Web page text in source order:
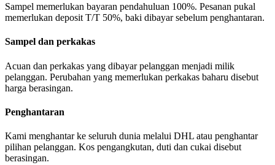
Sampel memerlukan bayaran pendahuluan 100%. Pesanan pukal
memerlukan deposit T/T 50%, baki dibayar sebelum penghantaran.
Sampel dan perkakas
Acuan dan perkakas yang dibayar pelanggan menjadi milik
pelanggan. Perubahan yang memerlukan perkakas baharu disebut
harga berasingan.
Penghantaran
Kami menghantar ke seluruh dunia melalui DHL atau penghantar
pilihan pelanggan. Kos pengangkutan, duti dan cukai disebut
berasingan.